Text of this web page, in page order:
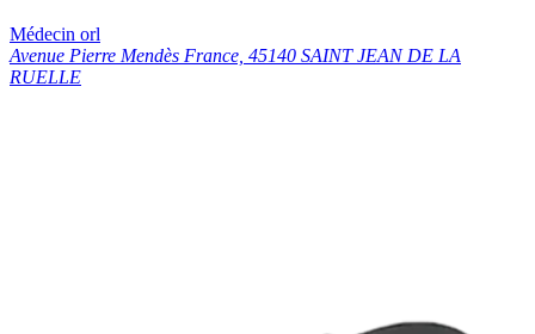
Médecin orl
Avenue Pierre Mendès France, 45140 SAINT JEAN DE LA
RUELLE